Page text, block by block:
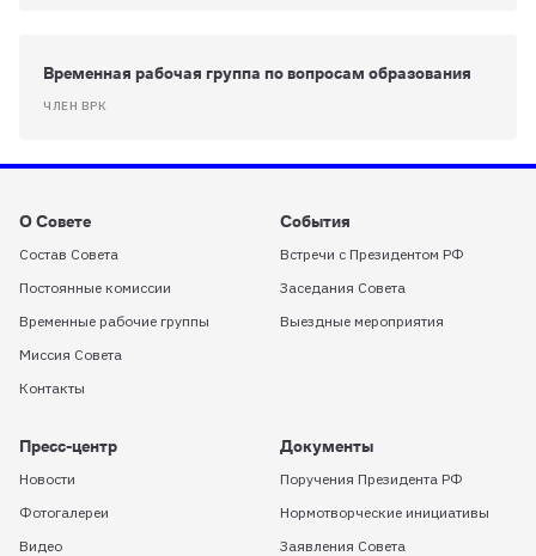
Временная рабочая группа по вопросам образования
ЧЛЕН ВРК
О Совете
Состав Совета
Постоянные комиссии
Временные рабочие группы
Миссия Совета
Контакты
События
Встречи с Президентом РФ
Заседания Совета
Выездные мероприятия
Пресс-центр
Новости
Фотогалереи
Видео
Документы
Поручения Президента РФ
Нормотворческие инициативы
Заявления Совета